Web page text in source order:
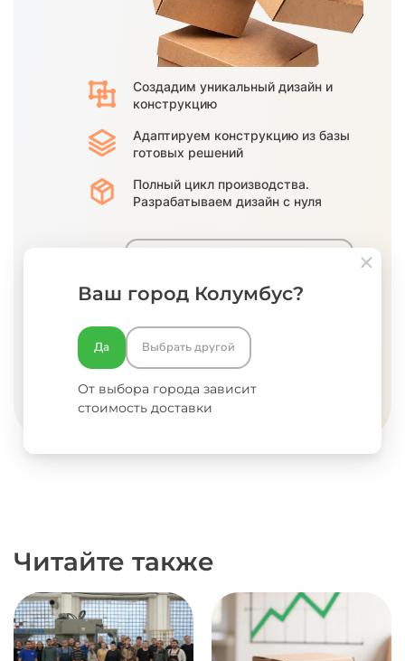
Создадим уникальный дизайн и
конструкцию
Адаптируем конструкцию из базы
готовых решений
Полный цикл производства.
Разрабатываем дизайн с нуля
Принимаю условия
оферты
и политики конфиденциальности
Читайте также
Ваш город Колумбус?
Да Выбрать другой
От выбора города зависит
стоимость доставки